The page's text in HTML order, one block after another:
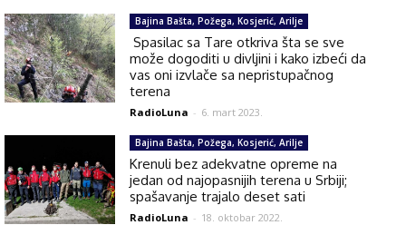
Bajina Bašta, Požega, Kosjerić, Arilje
Spasilac sa Tare otkriva šta se sve
može dogoditi u divljini i kako izbeći da
vas oni izvlače sa nepristupačnog
terena
RadioLuna - 6. mart 2023.
Bajina Bašta, Požega, Kosjerić, Arilje
Krenuli bez adekvatne opreme na
jedan od najopasnijih terena u Srbiji;
spašavanje trajalo deset sati
RadioLuna - 18. oktobar 2022.